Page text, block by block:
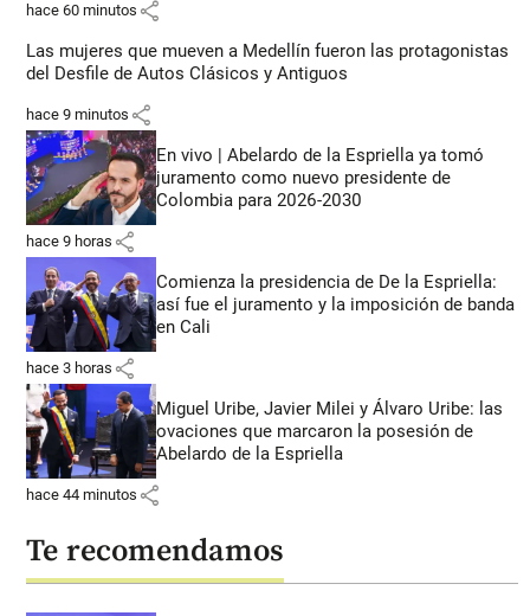
hace 60 minutos share
Las mujeres que mueven a Medellín fueron las protagonistas
del Desfile de Autos Clásicos y Antiguos
hace 9 minutos share
En vivo | Abelardo de la Espriella ya tomó
juramento como nuevo presidente de
Colombia para 2026-2030
hace 9 horas share
Comienza la presidencia de De la Espriella:
así fue el juramento y la imposición de banda
en Cali
hace 3 horas share
Miguel Uribe, Javier Milei y Álvaro Uribe: las
ovaciones que marcaron la posesión de
Abelardo de la Espriella
hace 44 minutos share
Te recomendamos